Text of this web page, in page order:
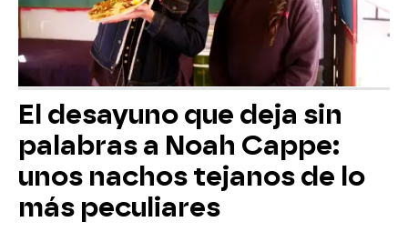
El desayuno que deja sin
palabras a Noah Cappe:
unos nachos tejanos de lo
más peculiares